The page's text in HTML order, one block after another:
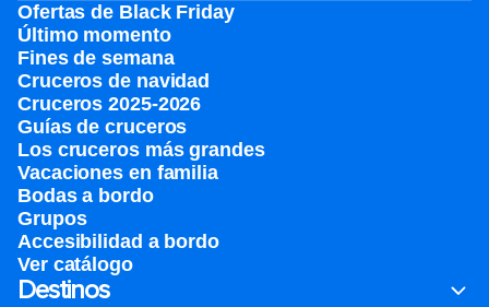
Ofertas de Black Friday
Último momento
Fines de semana
Cruceros de navidad
Cruceros 2025-2026
Guías de cruceros
Los cruceros más grandes
Vacaciones en familia
Bodas a bordo
Grupos
Accesibilidad a bordo
Ver catálogo
Destinos